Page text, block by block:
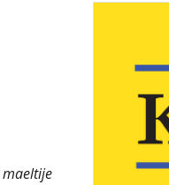
maeltije